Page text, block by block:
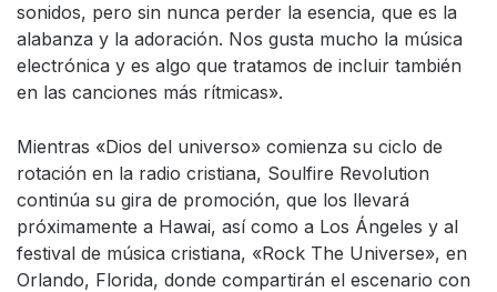
sonidos, pero sin nunca perder la esencia, que es la
alabanza y la adoración. Nos gusta mucho la música
electrónica y es algo que tratamos de incluir también
en las canciones más rítmicas».
Mientras «Dios del universo» comienza su ciclo de
rotación en la radio cristiana, Soulfire Revolution
continúa su gira de promoción, que los llevará
próximamente a Hawai, así como a Los Ángeles y al
festival de música cristiana, «Rock The Universe», en
Orlando, Florida, donde compartirán el escenario con